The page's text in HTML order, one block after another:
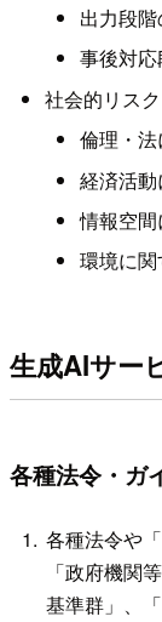
出力段
事後対
社会的リスク
倫理・
経済活
情報空
環境に
生成AIサー
各種法令・ガ
各種法令や
「政府機関
基準群」、